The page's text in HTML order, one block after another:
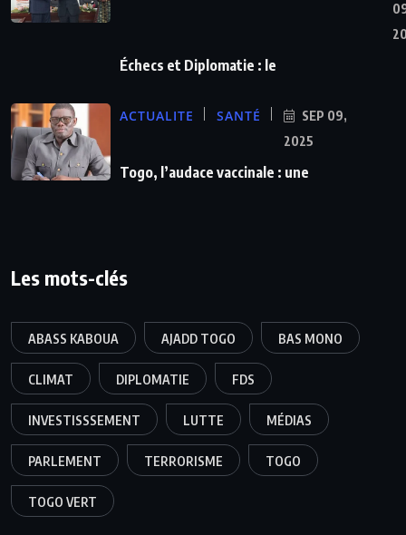
Échecs et Diplomatie : le
ACTUALITE SANTÉ
SEP 09,
2025
Togo, l’audace vaccinale : une
Les mots-clés
ABASS KABOUA AJADD TOGO BAS MONO
CLIMAT DIPLOMATIE FDS
INVESTISSSEMENT LUTTE MÉDIAS
PARLEMENT TERRORISME TOGO
TOGO VERT